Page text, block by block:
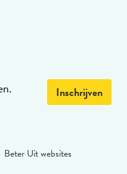
Inschrijven
Beter Uit websites